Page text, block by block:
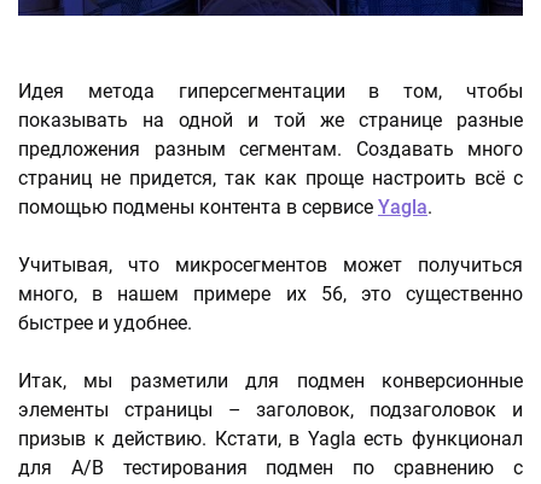
Идея метода гиперсегментации в том, чтобы
показывать на одной и той же странице разные
предложения разным сегментам. Создавать много
страниц не придется, так как проще настроить всё с
помощью подмены контента в сервисе Yagla.
Учитывая, что микросегментов может получиться
много, в нашем примере их 56, это существенно
быстрее и удобнее.
Итак, мы разметили для подмен конверсионные
элементы страницы – заголовок, подзаголовок и
призыв к действию. Кстати, в Yagla есть функционал
для A/B тестирования подмен по сравнению с